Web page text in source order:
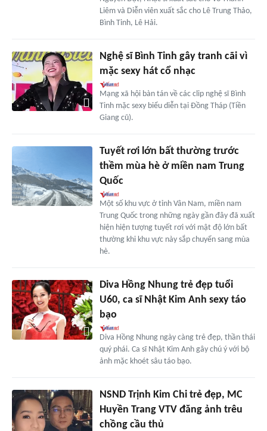
Liêm và Diễn viên xuất sắc cho Lê Trung Thảo,
Bình Tinh, Lê Hải.
Nghệ sĩ Bình Tinh gây tranh cãi vì
mặc sexy hát cổ nhạc
Mạng xã hội bàn tán về các clip nghệ sĩ Bình
Tinh mặc sexy biểu diễn tại Đồng Tháp (Tiền
Giang cũ).
Tuyết rơi lớn bất thường trước
thềm mùa hè ở miền nam Trung
Quốc
Một số khu vực ở tỉnh Vân Nam, miền nam
Trung Quốc trong những ngày gần đây đã xuất
hiện hiện tượng tuyết rơi với mật độ lớn bất
thường khi khu vực này sắp chuyển sang mùa
hè.
Diva Hồng Nhung trẻ đẹp tuổi
U60, ca sĩ Nhật Kim Anh sexy táo
bạo
Diva Hồng Nhung ngày càng trẻ đẹp, thần thái
quý phái. Ca sĩ Nhật Kim Anh gây chú ý với bộ
ảnh mặc khoét sâu táo bạo.
NSND Trịnh Kim Chi trẻ đẹp, MC
Huyền Trang VTV đăng ảnh trêu
chồng cầu thủ